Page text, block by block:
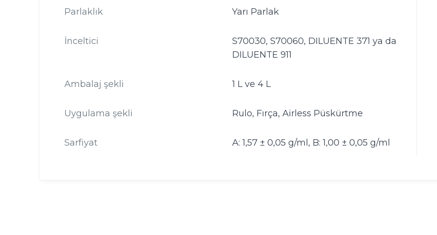
Parlaklık Yarı Parlak
İnceltici
S70030, S70060, DILUENTE 371 ya da
DILUENTE 911
Ambalaj şekli 1 L ve 4 L
Uygulama şekli Rulo, Fırça, Airless Püskürtme
Sarfiyat A: 1,57 ± 0,05 g/ml, B: 1,00 ± 0,05 g/ml